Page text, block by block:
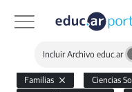
Incluir Archivo educ.ar
Familias Ciencias